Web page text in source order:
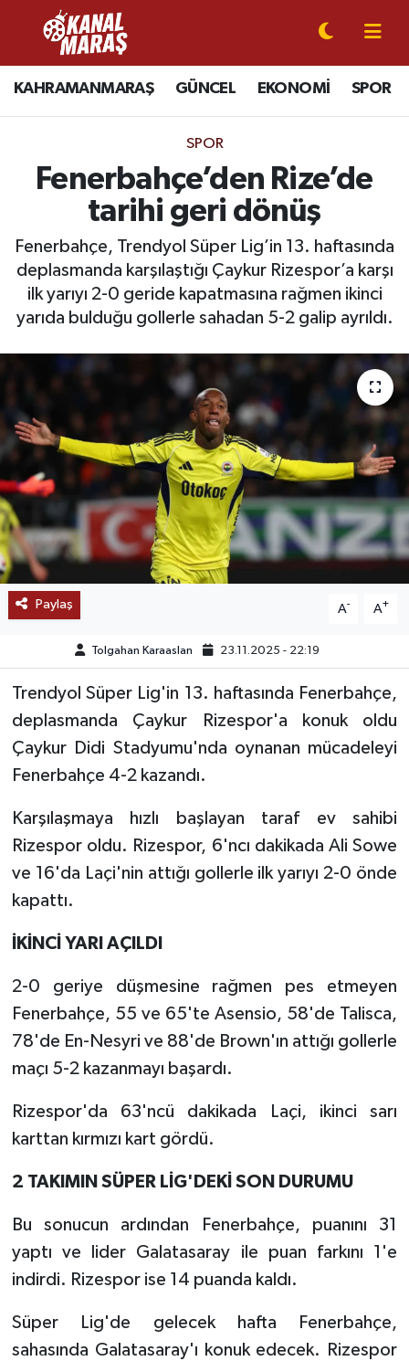
KAHRAMANMARAŞ GÜNCEL EKONOMİ SPOR
SPOR
Fenerbahçe’den Rize’de
tarihi geri dönüş
Fenerbahçe, Trendyol Süper Lig’in 13. haftasında
deplasmanda karşılaştığı Çaykur Rizespor’a karşı
ilk yarıyı 2-0 geride kapatmasına rağmen ikinci
yarıda bulduğu gollerle sahadan 5-2 galip ayrıldı.
Paylaş A- A+
Tolgahan Karaaslan 23.11.2025 - 22:19
Trendyol Süper Lig'in 13. haftasında Fenerbahçe,
deplasmanda Çaykur Rizespor'a konuk oldu
Çaykur Didi Stadyumu'nda oynanan mücadeleyi
Fenerbahçe 4-2 kazandı.
Karşılaşmaya hızlı başlayan taraf ev sahibi
Rizespor oldu. Rizespor, 6'ncı dakikada Ali Sowe
ve 16'da Laçi'nin attığı gollerle ilk yarıyı 2-0 önde
kapattı.
İKİNCİ YARI AÇILDI
2-0 geriye düşmesine rağmen pes etmeyen
Fenerbahçe, 55 ve 65'te Asensio, 58'de Talisca,
78'de En-Nesyri ve 88'de Brown'ın attığı gollerle
maçı 5-2 kazanmayı başardı.
Rizespor'da 63'ncü dakikada Laçi, ikinci sarı
karttan kırmızı kart gördü.
2 TAKIMIN SÜPER LİG'DEKİ SON DURUMU
Bu sonucun ardından Fenerbahçe, puanını 31
yaptı ve lider Galatasaray ile puan farkını 1'e
indirdi. Rizespor ise 14 puanda kaldı.
Süper Lig'de gelecek hafta Fenerbahçe,
sahasında Galatasaray'ı konuk edecek. Rizespor
CANLI YAYIN
KAHRAMANMARAŞ
SPOR
SİYASET
EKONOMİ
SAĞLIK
EĞİTİM
BÖLGE
KEŞFET
TREND
MEDYA
OTOMOTİV
YAŞAM
KÜLTÜR SANAT
Kahramanmaraş Nöbetçi Eczaneler
Kahramanmaraş Hava Durumu
Kahramanmaraş Trafik Yoğunluk Haritası
Süper Lig Puan Durumu ve Fikstür
Tüm Manşetler